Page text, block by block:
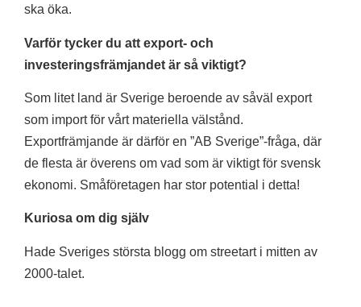
ska öka.
Varför tycker du att export- och
investeringsfrämjandet är så viktigt?
Som litet land är Sverige beroende av såväl export
som import för vårt materiella välstånd.
Exportfrämjande är därför en ”AB Sverige”-fråga, där
de flesta är överens om vad som är viktigt för svensk
ekonomi. Småföretagen har stor potential i detta!
Kuriosa om dig själv
Hade Sveriges största blogg om streetart i mitten av
2000-talet.